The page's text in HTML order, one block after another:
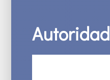
Autoridad